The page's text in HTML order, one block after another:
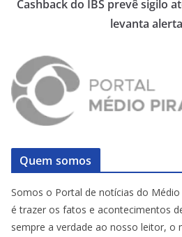
Cashback do IBS prevê sigilo
levanta
Quem somos
Somos o Portal de notícias do
é trazer os fatos e acontecimentos
sempre a verdade ao nosso leitor, o